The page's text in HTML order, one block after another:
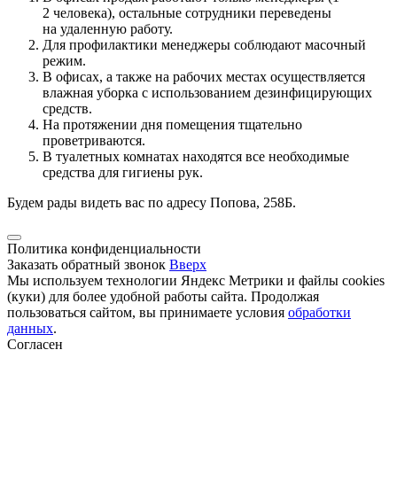
2 человека), остальные сотрудники переведены
на удаленную работу.
Для профилактики менеджеры соблюдают масочный
режим.
В офисах, а также на рабочих местах осуществляется
влажная уборка с использованием дезинфицирующих
средств.
На протяжении дня помещения тщательно
проветриваются.
В туалетных комнатах находятся все необходимые
средства для гигиены рук.
Будем рады видеть вас по адресу Попова, 258Б.
Политика конфиденциальности
Заказать обратный звонок Вверх
Мы используем технологии Яндекс Метрики и файлы cookies
(куки) для более удобной работы сайта. Продолжая
пользоваться сайтом, вы принимаете условия обработки
данных.
Согласен